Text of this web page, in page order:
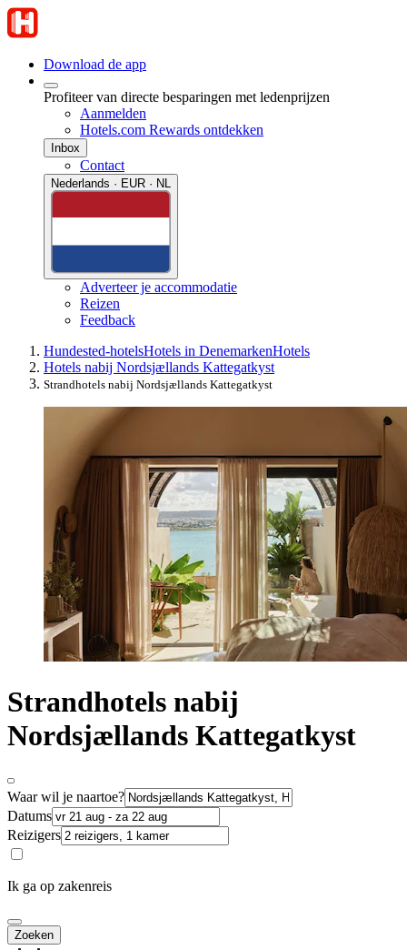
Download de app
Profiteer van directe besparingen met ledenprijzen
Aanmelden
Hotels.com Rewards ontdekken
Inbox
Contact
Nederlands · EUR · NL
Adverteer je accommodatie
Reizen
Feedback
Hundested-hotelsHotels in DenemarkenHotels
Hotels nabij Nordsjællands Kattegatkyst
Strandhotels nabij Nordsjællands Kattegatkyst
Strandhotels nabij
Nordsjællands Kattegatkyst
Waar wil je naartoe?
Datums
Reizigers
Ik ga op zakenreis
Zoeken